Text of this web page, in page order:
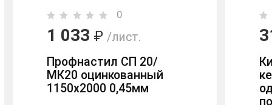
31,90 ₽ /шт.
Кирпич рядовой
керамический гладкий
одинарный